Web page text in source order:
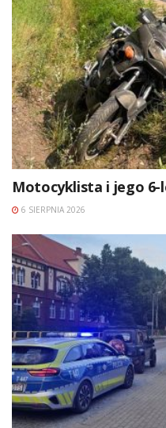
Motocyklista i jego
6 SIERPNIA 2026